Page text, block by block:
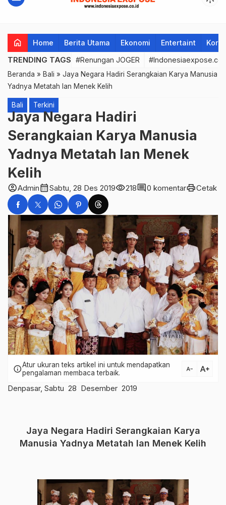
home Home Berita Utama Ekonomi Entertaint
TRENDING TAGS #Renungan JOGER
Beranda » Bali » Jaya Negara Hadiri Serangkaian Karya Manusia
Yadnya Metatah lan Menek Kelih
Bali Terkini
Jaya Negara Hadiri
Serangkaian Karya Manusia
Yadnya Metatah lan Menek
Kelih
account_circleAdmincalendar_monthSabtu, 28 Des 2019visibility218comment0 komentarprintCetak
infoAtur ukuran teks artikel ini untuk mendapatkan
pengalaman membaca terbaik.
text_decrease text_increase
Denpasar, Sabtu 28 Desember 2019
Jaya Negara Hadiri Serangkaian Karya
Manusia Yadnya Metatah lan Menek Kelih